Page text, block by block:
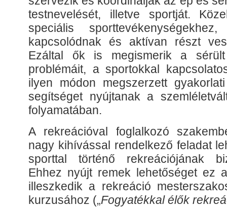
testnevelését, illetve sportját.
speciális
kapcsolódnak és aktívan részt
Ezáltal ők is megismerik a
problémáit, a sportokkal
ilyen módon megszerzett
segítséget nyújtanak a
folyamatában.
A rekreációval foglalkozó
nagy kihívással rendelkező feladat
sporttal történő rekreációjának
Ehhez nyújt remek lehetőséget ez
illeszkedik a rekreáció
kurzusához („Fogyatékkal élők